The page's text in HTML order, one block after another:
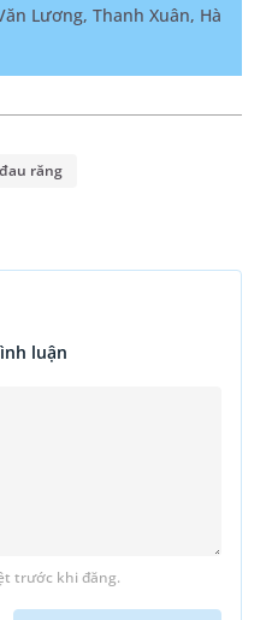
Lương, Thanh Xuân, Hà
răng
luận
trước khi đăng.